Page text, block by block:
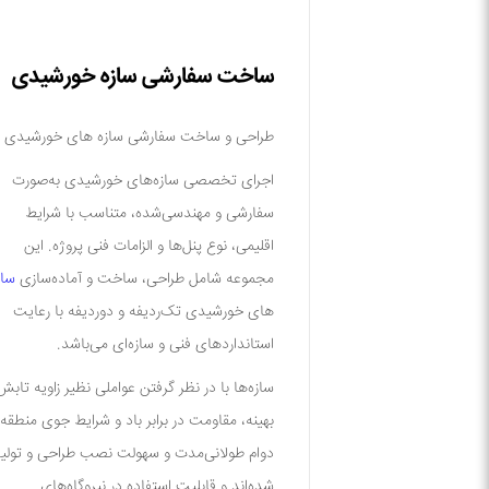
ساخت سفارشی سازه خورشیدی
طراحی و ساخت سفارشی سازه های خورشیدی
اجرای تخصصی سازه‌های خورشیدی به‌صورت
سفارشی و مهندسی‌شده، متناسب با شرایط
اقلیمی، نوع پنل‌ها و الزامات فنی پروژه. این
مجموعه شامل طراحی، ساخت و آماده‌سازی
های خورشیدیتک‌ردیفه و دوردیفه با رعایت
استانداردهای فنی و سازه‌ای می‌باشد.
سازه‌ها با در نظر گرفتن عواملی نظیرزاویه
بهینه، مقاومت در برابر باد و شرایط جوی
دوام طولانی‌مدت و سهولت نصبطراحی و